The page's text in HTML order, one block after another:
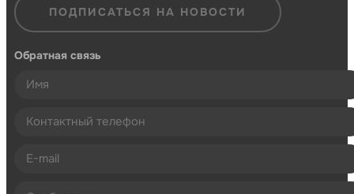
ПОДПИСАТЬСЯ НА НОВОСТИ
Обратная связь